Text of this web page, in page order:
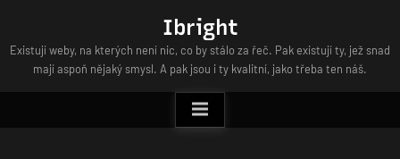
content
Ibright
Existují weby, na kterých není nic, co by stálo za řeč. Pak existují ty, jež snad
mají aspoň nějaký smysl. A pak jsou i ty kvalitní, jako třeba ten náš.